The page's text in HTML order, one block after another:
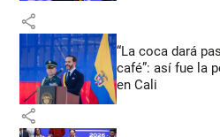
share
“La coca dará
café”: así fue la
en Cali
share